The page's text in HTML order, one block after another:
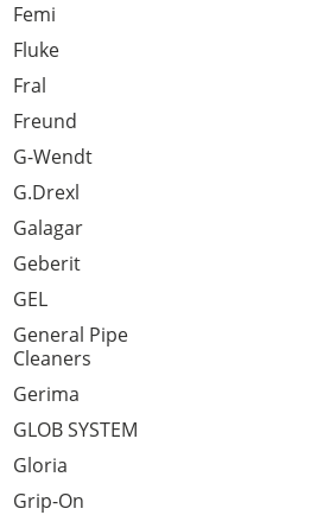
Femi
Fluke
Fral
Freund
G-Wendt
G.Drexl
Galagar
Geberit
GEL
General Pipe
Cleaners
Gerima
GLOB SYSTEM
Gloria
Grip-On